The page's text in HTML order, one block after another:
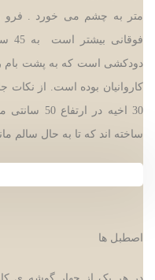
دودکشی است که به پشت بام
کاروانیان بوده است. از نکات
30 اخیه
ساخته اند که تا به حال سالم
اصطبل ها